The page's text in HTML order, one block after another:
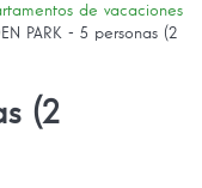
de vacaciones
PARK - 5 personas (2
(2